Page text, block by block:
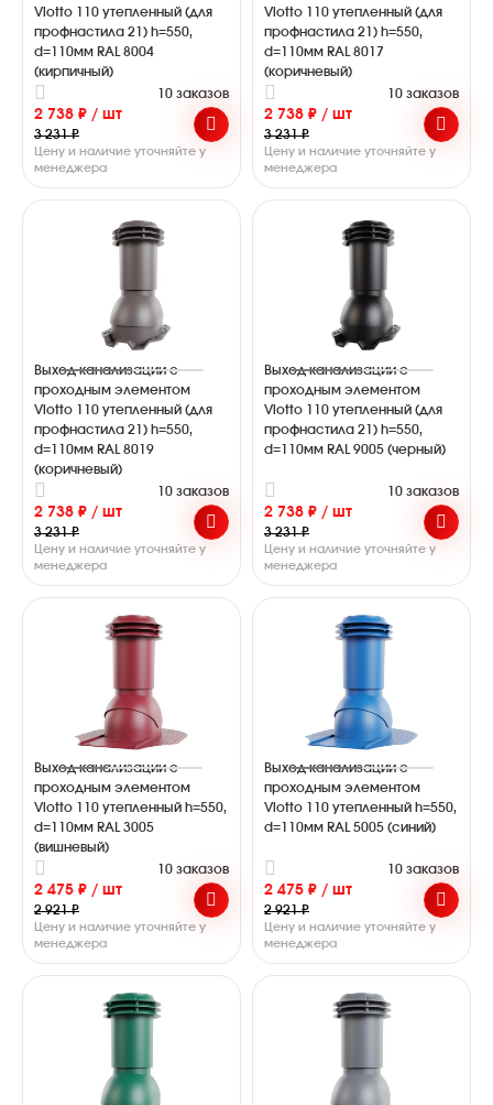
Viotto 110 утепленный (для
профнастила 21) h=550,
d=110мм RAL 8004
(кирпичный)
10 заказов
2 738 ₽ / шт
3 231 ₽
Цену и наличие уточняйте у
менеджера
Viotto 110 утепленный (для
профнастила 21) h=550,
d=110мм RAL 8017
(коричневый)
10 заказов
2 738 ₽ / шт
3 231 ₽
Цену и наличие уточняйте у
менеджера
Выход канализации с
проходным элементом
Viotto 110 утепленный (для
профнастила 21) h=550,
d=110мм RAL 8019
(коричневый)
10 заказов
2 738 ₽ / шт
3 231 ₽
Цену и наличие уточняйте у
менеджера
Выход канализации с
проходным элементом
Viotto 110 утепленный (для
профнастила 21) h=550,
d=110мм RAL 9005 (черный)
10 заказов
2 738 ₽ / шт
3 231 ₽
Цену и наличие уточняйте у
менеджера
Выход канализации с
проходным элементом
Viotto 110 утепленный h=550,
d=110мм RAL 3005
(вишневый)
10 заказов
2 475 ₽ / шт
2 921 ₽
Цену и наличие уточняйте у
менеджера
Выход канализации с
проходным элементом
Viotto 110 утепленный h=550,
d=110мм RAL 5005 (синий)
10 заказов
2 475 ₽ / шт
2 921 ₽
Цену и наличие уточняйте у
менеджера